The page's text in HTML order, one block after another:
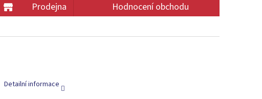
Prodejna Hodnocení obchodu
Detailní informace